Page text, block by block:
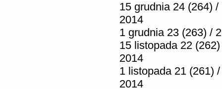
15 grudnia 24 (264) /
2014
1 grudnia 23 (263) /
15 listopada 22
2014
1 listopada 21 (261) /
2014